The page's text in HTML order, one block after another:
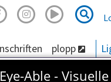
Suche
Suche
plopp